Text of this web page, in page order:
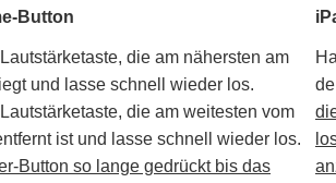
Button
die am nähersten am
und lasse schnell wieder los.
die am weitesten vom
ist und lasse schnell wieder los.
Button so lange gedrückt bis das